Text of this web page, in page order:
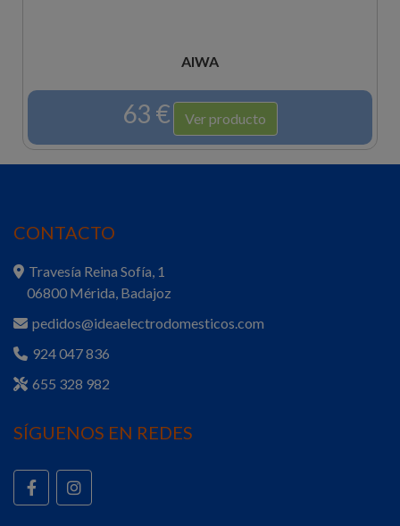
AIWA
63 € Ver producto
CONTACTO
Travesía Reina Sofía, 1
06800 Mérida, Badajoz
pedidos@ideaelectrodomesticos.com
924 047 836
655 328 982
SÍGUENOS EN REDES